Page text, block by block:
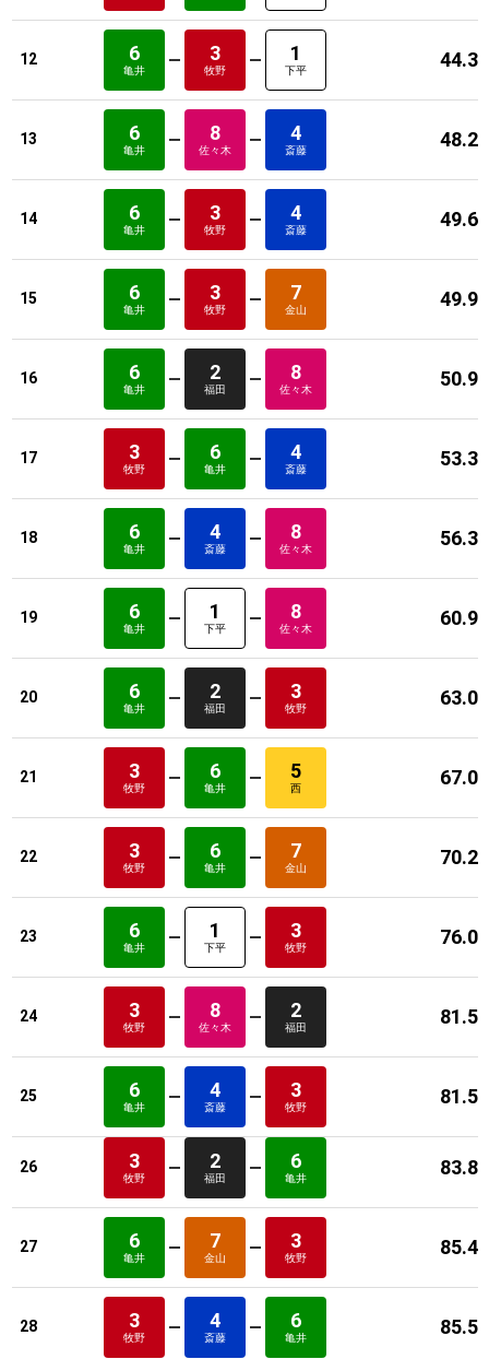
12 6
亀井
3
牧野
1
下平 44.3
13 6
亀井
8
佐々木
4
斎藤 48.2
14 6
亀井
3
牧野
4
斎藤 49.6
15 6
亀井
3
牧野
7
金山 49.9
16 6
亀井
2
福田
8
佐々木 50.9
17 3
牧野
6
亀井
4
斎藤 53.3
18 6
亀井
4
斎藤
8
佐々木 56.3
19 6
亀井
1
下平
8
佐々木 60.9
20 6
亀井
2
福田
3
牧野 63.0
21 3
牧野
6
亀井
5
西 67.0
22 3
牧野
6
亀井
7
金山 70.2
23 6
亀井
1
下平
3
牧野 76.0
24 3
牧野
8
佐々木
2
福田 81.5
25 6
亀井
4
斎藤
3
牧野 81.5
26 3
牧野
2
福田
6
亀井 83.8
27 6
亀井
7
金山
3
牧野 85.4
28 3
牧野
4
斎藤
6
亀井 85.5